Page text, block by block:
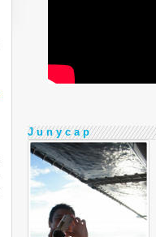
J u n y c a p